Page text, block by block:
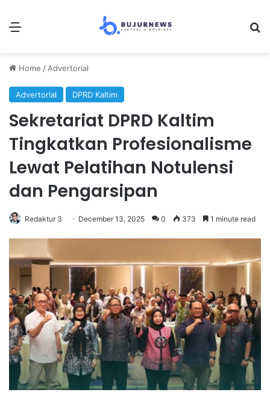
Menu
Home / Advertorial
Advertorial DPRD Kaltim
Sekretariat DPRD Kaltim
Tingkatkan Profesionalisme
Lewat Pelatihan Notulensi
dan Pengarsipan
Redaktur 3 December 13, 2025 0 373 1 minute read